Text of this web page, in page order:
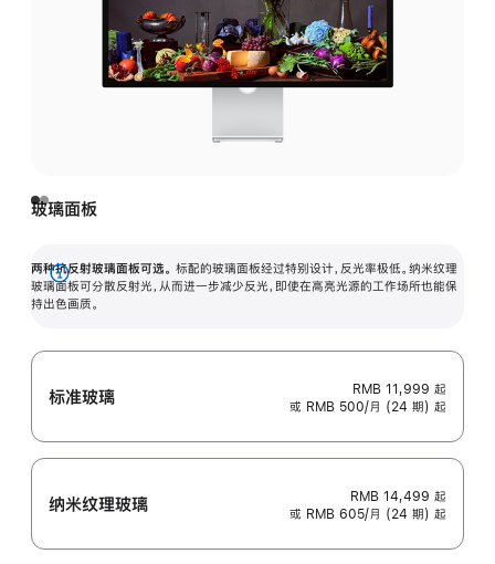
玻璃面板
两种抗反射玻璃面板可选。 标配的玻璃面板经过特别设计，反光率极低。纳米纹理
玻璃面板可分散反射光，从而进一步减少反光，即使在高亮光源的工作场所也能保
持出色画质。
展
开
标准玻璃 RMB 11,999 起
或 RMB 500/月 (24 期) 起
纳米纹理玻璃 RMB 14,499 起
或 RMB 605/月 (24 期) 起